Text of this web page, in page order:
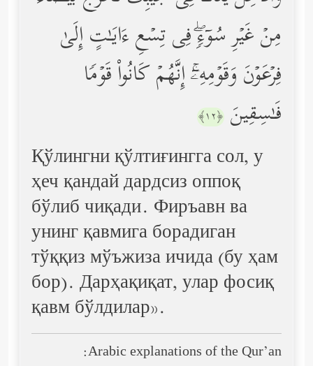
مِنۡ غَیۡرِ سُوۤءࣲۖ فِی تِسۡعِ ءَایَـٰتٍ إِلَىٰ
فِرۡعَوۡنَ وَقَوۡمِهِۦۤۚ إِنَّهُمۡ كَانُواْ قَوۡمࣰا
فَـٰسِقِینَ ﴿١٢﴾
Қўлингни қўлтиғингга сол, у
ҳеч қандай дардсиз оппоқ
бўлиб чиқади. Фиръавн ва
унинг қавмига борадиган
тўққиз мўъжиза ичида (бу ҳам
бор). Дарҳақиқат, улар фосиқ
қавм бўлдилар».
Arabic explanations of the Qur’an: